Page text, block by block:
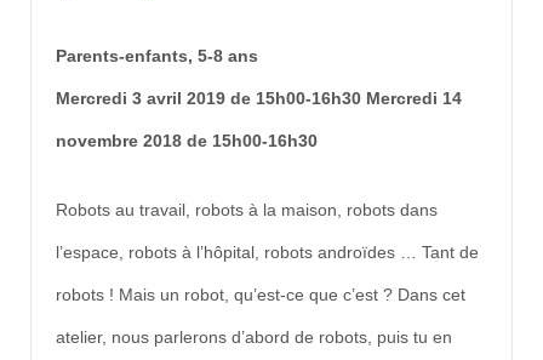
Parents-enfants, 5-8 ans
Mercredi 3 avril 2019 de 15h00-16h30 Mercredi 14
novembre 2018 de 15h00-16h30
Robots au travail, robots à la maison, robots dans
l’espace, robots à l’hôpital, robots androïdes … Tant de
robots ! Mais un robot, qu’est-ce que c’est ? Dans cet
atelier, nous parlerons d’abord de robots, puis tu en